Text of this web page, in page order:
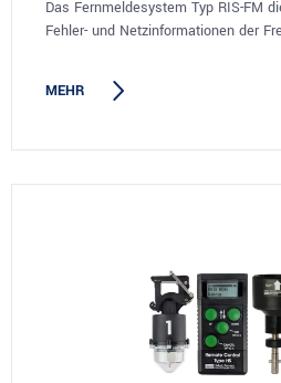
Das Fernmeldesystem Typ RIS-FM
Fehler- und Netzinformationen der
MEHR